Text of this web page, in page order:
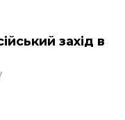
захід в